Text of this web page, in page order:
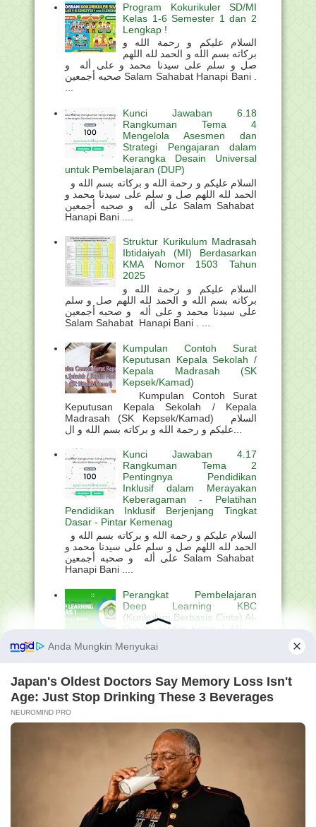
Program Kokurikuler SD/MI
Kelas 1-6 Semester 1 dan 2
Lengkap !
السلام عليكم و رحمة الله و
بركاته بسم الله و الحمد لله اللهم
صل و سلم على سيدنا محمد و على أله و
صحبه أجمعين Salam Sahabat Hanapi Bani .
...
Kunci Jawaban 6.18
Rangkuman Tema 4
Mengelola Asesmen dan
Strategi Pengajaran dalam
Kerangka Desain Universal
untuk Pembelajaran (DUP)
الحمد لله اللهم صل و سلم على سيدنا محمد و
على أله و صحبه أجمعين Salam Sahabat
Hanapi Bani ....
Struktur Kurikulum Madrasah
Ibtidaiyah (MI) Berdasarkan
KMA Nomor 1503 Tahun
2025
السلام عليكم و رحمة الله و
بركاته بسم الله و الحمد لله اللهم صل و سلم
على سيدنا محمد و على أله و صحبه أجمعين
Salam Sahabat Hanapi Bani . ...
Kumpulan Contoh Surat
Keputusan Kepala Sekolah /
Kepala Madrasah (SK
Kepsek/Kamad)
Kumpulan Contoh Surat
Keputusan Kepala Sekolah / Kepala
Madrasah (SK Kepsek/Kamad) السلام
Kunci Jawaban 4.17
Rangkuman Tema 2
Pentingnya Pendidikan
Inklusif dalam Merayakan
Keberagaman - Pelatihan
Pendidikan Inklusif Berjenjang Tingkat
Dasar - Pintar Kemenag
الحمد لله اللهم صل و سلم على سيدنا محمد و
على أله و صحبه أجمعين Salam Sahabat
Hanapi Bani ....
Perangkat Pembelajaran
Deep Learning KBC
(Kurikulum Berbasis Cinta) Al-
السلام عليكم و رحمة الله و بركاته بسم الله و
على أله و صحبه أجمعين Salam Sahabat
Hanapi Bani ....
Mengajar di EMIS GTK
Terbaru, Lengkap dengan
Syarat dan Panduannya
السلام عليكم و رحمة الله و
بركاته بسم الله و الحمد لله اللهم صل و سلم
على سيدنا محمد و على أله و صحبه أجمعين
Salam Sahabat Hanapi Bani . ...
Aplikasi Bel Sekolah Otomatis